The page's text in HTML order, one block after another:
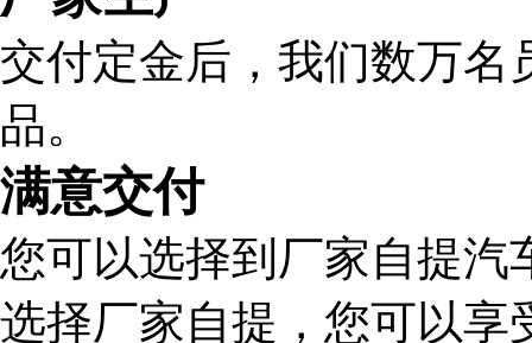
交付定金后，我们数万名
品。
满意交付
您可以选择到厂家自提汽
选择厂家自提，您可以享